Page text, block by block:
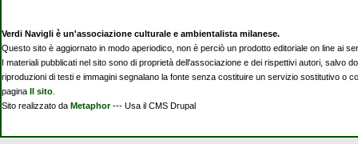
Verdi Navigli è un'associazione culturale e ambientalista milanese.
Questo sito è aggiornato in modo aperiodico, non è perciò un prodotto editoriale on line ai
I materiali pubblicati nel sito sono di proprietà dell'associazione e dei rispettivi autori,
riproduzioni di testi e immagini segnalano la fonte senza costituire un servizio sostitutivo o
pagina
Il sito.
Sito realizzato da Metaphor--- Usa il CMS Drupal